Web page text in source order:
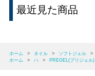
最近見た商品
ホーム > ネイル > ソフトジェル >
ホーム
> ハ > PREGEL(プリジェル)